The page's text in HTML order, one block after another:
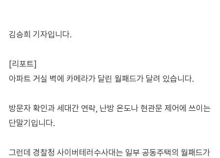
김승희 기자입니다.
[리포트]
아파트 거실 벽에 카메라가 달린 월패드가 달려 있습니다.
방문자 확인과 세대간 연락, 난방 온도나 현관문 제어에 쓰이는
단말기입니다.
그런데 경찰청 사이버테러수사대는 일부 공동주택의 월패드가